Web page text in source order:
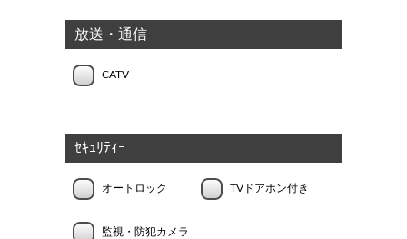
放送・通信
CATV
ｾｷｭﾘﾃｨｰ
オートロック TVドアホン付き
監視・防犯カメラ